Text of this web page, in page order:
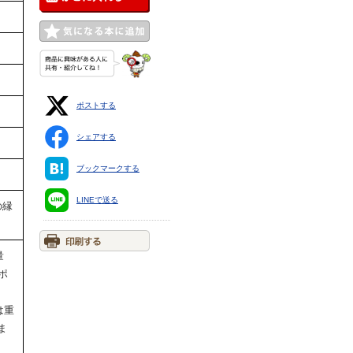
重
ポストする
シェアする
ブックマークする
LINEで送る